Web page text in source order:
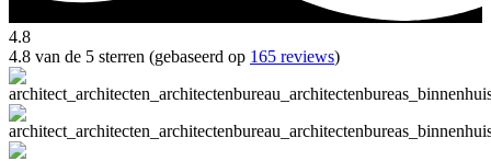
4.8
4.8 van de 5 sterren (gebaseerd op 165 reviews)